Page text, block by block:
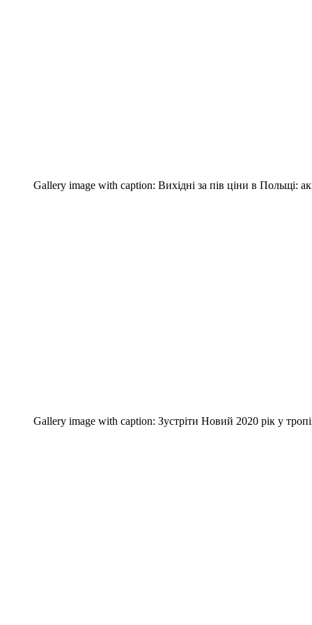
Gallery image with caption: Вихідні за пів ціни в Польщі:
Gallery image with caption: Зустріти Новий 2020 рік у